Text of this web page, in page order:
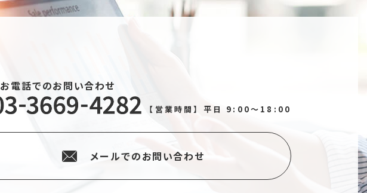
お電話でのお問い合わせ
【営業時間】平日 9:00～18:00
メールでのお問い合わせ